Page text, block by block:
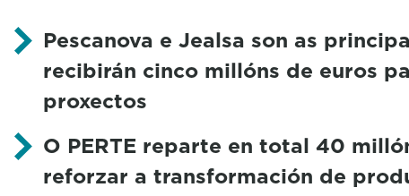
Pescanova e Jealsa son as
recibirán cinco millóns de euros
proxectos
O PERTE reparte en total 40
reforzar a transformación de